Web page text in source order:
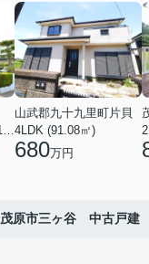
4LDK＋S(納戸) (118.13㎡)
山武郡九十九里町片貝
4LDK (91.08㎡)
680万円
茂原市三ヶ谷 中古戸建